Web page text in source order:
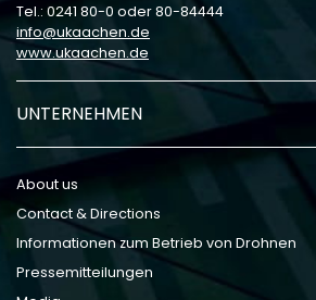
Tel.: 0241 80-0 oder 80-84444
info
ukaachen de
www.ukaachen.de
UNTERNEHMEN
About us
Contact & Directions
Informationen zum Betrieb von Drohnen
Pressemitteilungen